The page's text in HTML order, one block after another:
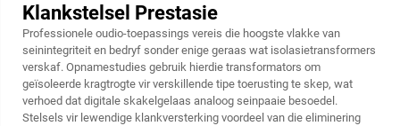
Klankstelsel Prestasie
Professionele oudio-toepassings vereis die hoogste vlakke van
seinintegriteit en bedryf sonder enige geraas wat isolasietransformers
verskaf. Opnamestudies gebruik hierdie transformators om
geïsoleerde kragtrogte vir verskillende tipe toerusting te skep, wat
verhoed dat digitale skakelgelaas analoog seinpaaie besoedel.
Stelsels vir lewendige klankversterking voordeel van die eliminering